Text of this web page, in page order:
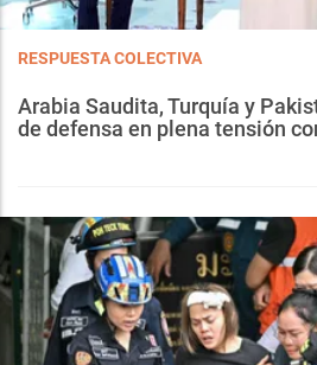
RESPUESTA COLECTIVA
Arabia Saudita, Turquía y
de defensa en plena tensión